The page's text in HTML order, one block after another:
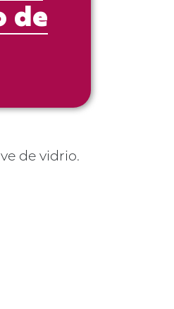
de
de vidrio.